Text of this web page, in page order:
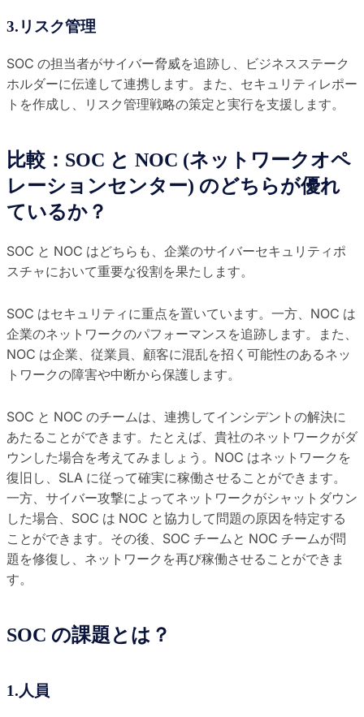
3.リスク管理
SOC の担当者がサイバー脅威を追跡し、ビジネスステーク
ホルダーに伝達して連携します。また、セキュリティレポー
トを作成し、リスク管理戦略の策定と実行を支援します。
比較：SOC と NOC (ネットワークオペ
レーションセンター) のどちらが優れ
ているか？
SOC と NOC はどちらも、企業のサイバーセキュリティポ
スチャにおいて重要な役割を果たします。
SOC はセキュリティに重点を置いています。一方、NOC は
企業のネットワークのパフォーマンスを追跡します。また、
NOC は企業、従業員、顧客に混乱を招く可能性のあるネッ
トワークの障害や中断から保護します。
SOC と NOC のチームは、連携してインシデントの解決に
あたることができます。たとえば、貴社のネットワークがダ
ウンした場合を考えてみましょう。NOC はネットワークを
復旧し、SLA に従って確実に稼働させることができます。
一方、サイバー攻撃によってネットワークがシャットダウン
した場合、SOC は NOC と協力して問題の原因を特定する
ことができます。その後、SOC チームと NOC チームが問
題を修復し、ネットワークを再び稼働させることができま
す。
SOC の課題とは？
1.人員